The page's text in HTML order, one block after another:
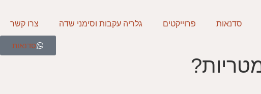
סדנאות פרוייקטים גלריה עקבות וסימני שדה צרו קשר
סדנאות